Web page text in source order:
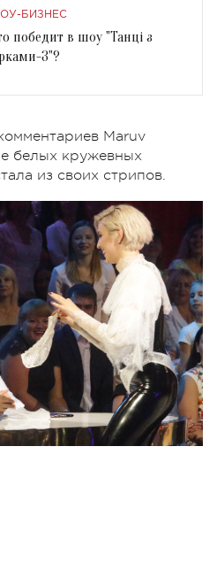
БИЗНЕС
победит в шоу "Танці з
3"?
Maruv
белых кружевных
из своих стрипов.